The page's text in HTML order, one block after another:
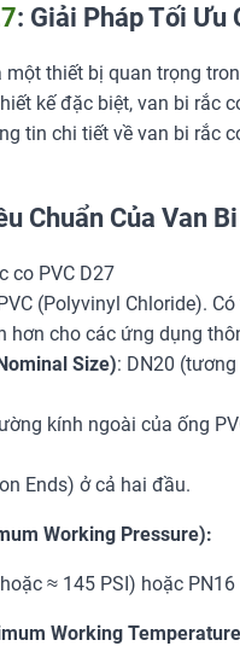
: Giải Pháp Tối Ưu
một thiết bị quan trọng
kế đặc biệt, van bi rắc
tin chi tiết về van bi rắc
Chuẩn Của Van
co PVC D27
(Polyvinyl Chloride).
hơn cho các ứng dụng
Size): DN20
kính ngoài của ống
Ends) ở cả hai đầu.
Working Pressure):
≈ 145 PSI) hoặc
Working